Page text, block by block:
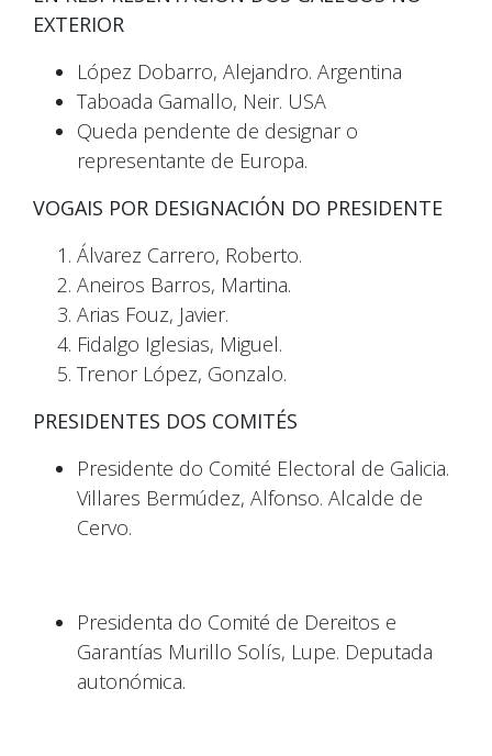
EXTERIOR
López Dobarro, Alejandro. Argentina
Taboada Gamallo, Neir. USA
Queda pendente de designar o
representante de Europa.
VOGAIS POR DESIGNACIÓN DO PRESIDENTE
Álvarez Carrero, Roberto.
Aneiros Barros, Martina.
Arias Fouz, Javier.
Fidalgo Iglesias, Miguel.
Trenor López, Gonzalo.
PRESIDENTES DOS COMITÉS
Presidente do Comité Electoral de Galicia.
Villares Bermúdez, Alfonso. Alcalde de
Cervo.
Presidenta do Comité de Dereitos e
Garantías Murillo Solís, Lupe. Deputada
autonómica.